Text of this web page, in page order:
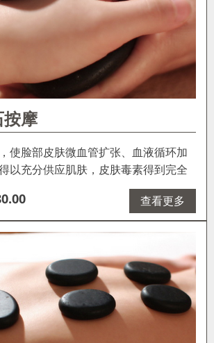
摩
使脸部皮肤微血管扩张、血液循环加
以充分供应肌肤，皮肤毒素得到完全
查看更多